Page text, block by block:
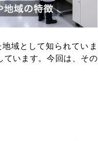
域として知られていま
ています。今回は、その